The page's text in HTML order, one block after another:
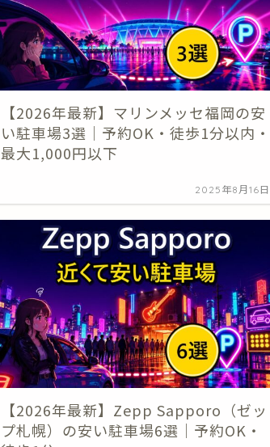
【2026年最新】マリンメッセ福岡の安
い駐車場3選｜予約OK・徒歩1分以内・
最大1,000円以下
2025年8月16日
【2026年最新】Zepp Sapporo（ゼッ
プ札幌）の安い駐車場6選｜予約OK・